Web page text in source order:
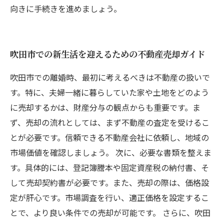
向きに手続きを進めましょう。
吹田市での新生活を迎えるための不動産売却ガイド
吹田市での離婚時、最初に考えるべきは不動産の扱いで
す。特に、夫婦一緒に暮らしていた家や土地をどのよう
に売却するかは、財産分与の観点からも重要です。ま
ず、売却の流れとしては、まず不動産の査定を受けるこ
とが必要です。信頼できる不動産会社に依頼し、地域の
市場価値を確認しましょう。 次に、必要な書類を整えま
す。具体的には、登記簿謄本や固定資産税の納付書、そ
して売却契約書が必要です。また、売却の際は、価格設
定が肝心です。市場調査を行い、適正価格を設定するこ
とで、より良い条件での売却が可能です。 さらに、吹田